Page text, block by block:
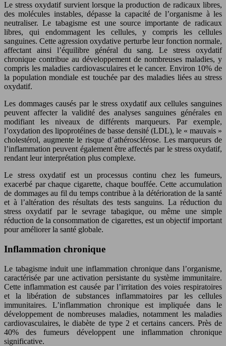
Le stress oxydatif survient lorsque la production de radicaux libres,
des molécules instables, dépasse la capacité de l’organisme à les
neutraliser. Le tabagisme est une source importante de radicaux
libres, qui endommagent les cellules, y compris les cellules
sanguines. Cette agression oxydative perturbe leur fonction normale,
affectant ainsi l’équilibre général du sang. Le stress oxydatif
chronique contribue au développement de nombreuses maladies, y
compris les maladies cardiovasculaires et le cancer. Environ 10% de
la population mondiale est touchée par des maladies liées au stress
oxydatif.
Les dommages causés par le stress oxydatif aux cellules sanguines
peuvent affecter la validité des analyses sanguines générales en
modifiant les niveaux de différents marqueurs. Par exemple,
l’oxydation des lipoprotéines de basse densité (LDL), le « mauvais »
cholestérol, augmente le risque d’athérosclérose. Les marqueurs de
l’inflammation peuvent également être affectés par le stress oxydatif,
rendant leur interprétation plus complexe.
Le stress oxydatif est un processus continu chez les fumeurs,
exacerbé par chaque cigarette, chaque bouffée. Cette accumulation
de dommages au fil du temps contribue à la détérioration de la santé
et à l’altération des résultats des tests sanguins. La réduction du
stress oxydatif par le sevrage tabagique, ou même une simple
réduction de la consommation de cigarettes, est un objectif important
pour améliorer la santé globale.
Inflammation chronique
Le tabagisme induit une inflammation chronique dans l’organisme,
caractérisée par une activation persistante du système immunitaire.
Cette inflammation est causée par l’irritation des voies respiratoires
et la libération de substances inflammatoires par les cellules
immunitaires. L’inflammation chronique est impliquée dans le
développement de nombreuses maladies, notamment les maladies
cardiovasculaires, le diabète de type 2 et certains cancers. Près de
40% des fumeurs développent une inflammation chronique
significative.